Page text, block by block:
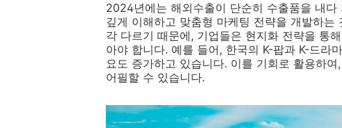
2024년에는 해외수출이 단순히 수출품을 내
깊게 이해하고 맞춤형 마케팅 전략을 개발하
각 다르기 때문에, 기업들은 현지화 전략을 통
아야 합니다. 예를 들어, 한국의 K-팝과 K-드라
요도 증가하고 있습니다. 이를 기회로 활용하
어필할 수 있습니다.